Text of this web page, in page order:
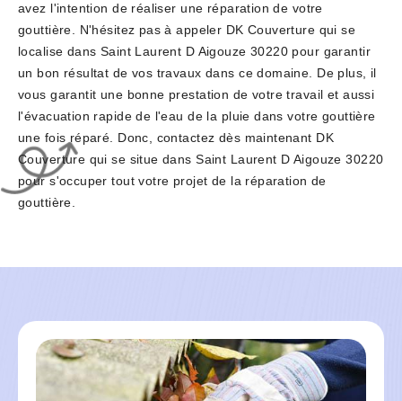
avez l'intention de réaliser une réparation de votre
gouttière. N'hésitez pas à appeler DK Couverture qui se
localise dans Saint Laurent D Aigouze 30220 pour garantir
un bon résultat de vos travaux dans ce domaine. De plus, il
vous garantit une bonne prestation de votre travail et aussi
l'évacuation rapide de l'eau de la pluie dans votre gouttière
une fois réparé. Donc, contactez dès maintenant DK
Couverture qui se situe dans Saint Laurent D Aigouze 30220
pour s'occuper tout votre projet de la réparation de
gouttière.